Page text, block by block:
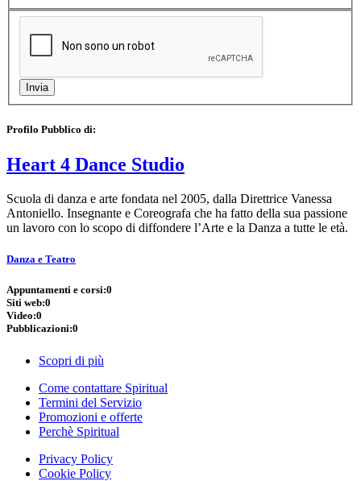
Profilo Pubblico di:
Heart 4 Dance Studio
Scuola di danza e arte fondata nel 2005, dalla Direttrice Vanessa
Antoniello. Insegnante e Coreografa che ha fatto della sua passione
un lavoro con lo scopo di diffondere l’Arte e la Danza a tutte le età.
Danza e Teatro
Appuntamenti e corsi:0
Siti web:0
Video:0
Pubblicazioni:0
Scopri di più
Come contattare Spiritual
Termini del Servizio
Promozioni e offerte
Perchè Spiritual
Privacy Policy
Cookie Policy